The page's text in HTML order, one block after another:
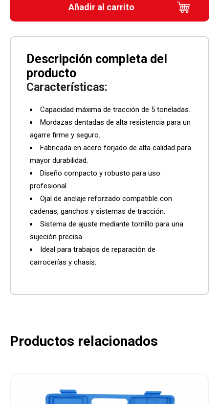
Añadir al carrito
Características:
Capacidad máxima de tracción de 5 toneladas.
Mordazas dentadas de alta resistencia para un
agarre firme y seguro.
Fabricada en acero forjado de alta calidad para
mayor durabilidad.
Diseño compacto y robusto para uso
profesional.
Ojal de anclaje reforzado compatible con
cadenas, ganchos y sistemas de tracción.
Sistema de ajuste mediante tornillo para una
sujeción precisa.
Ideal para trabajos de reparación de
carrocerías y chasis.
Productos relacionados